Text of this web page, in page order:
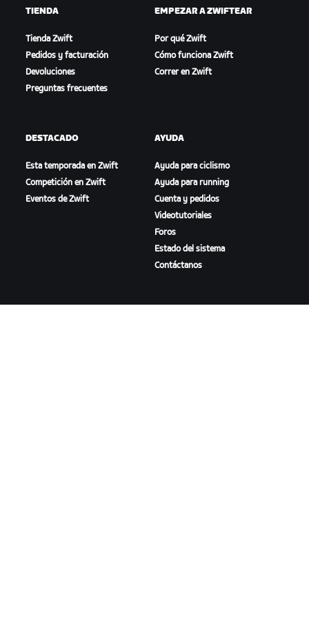
TIENDA
Tienda Zwift
Pedidos y facturación
Devoluciones
Preguntas frecuentes
EMPEZAR A ZWIFTEAR
Por qué Zwift
Cómo funciona Zwift
Correr en Zwift
DESTACADO
Esta temporada en Zwift
Competición en Zwift
Eventos de Zwift
AYUDA
Ayuda para ciclismo
Ayuda para running
Cuenta y pedidos
Videotutoriales
Foros
Estado del sistema
Contáctanos